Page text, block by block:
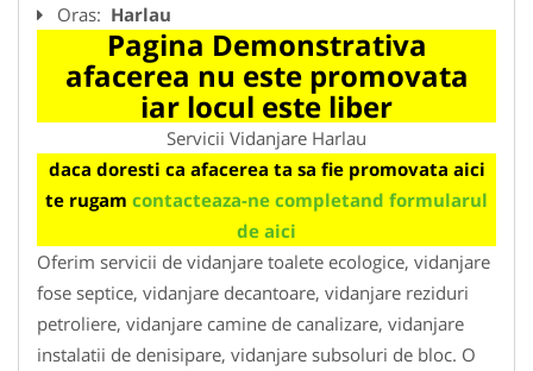
Oras: Harlau
Pagina Demonstrativa
afacerea nu este promovata
iar locul este liber
Servicii Vidanjare Harlau
daca doresti ca afacerea ta sa fie promovata aici
te rugam contacteaza-ne completand formularul
de aici
Oferim servicii de vidanjare toalete ecologice, vidanjare
fose septice, vidanjare decantoare, vidanjare reziduri
petroliere, vidanjare camine de canalizare, vidanjare
instalatii de denisipare, vidanjare subsoluri de bloc. O